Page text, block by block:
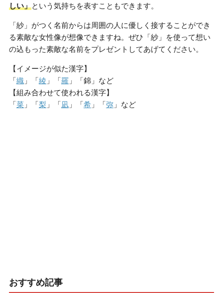
しい」という気持ちを表すこともできます。
「紗」がつく名前からは周囲の人に優しく接することができ
る素敵な女性像が想像できますね。ぜひ「紗」を使って想い
の込もった素敵な名前をプレゼントしてあげてください。
【イメージが似た漢字】
「織」「綾 」「羅 」「錦」など
【組み合わせて使われる漢字】
「菜」「梨 」「凪」「希」「弥」など
おすすめ記事